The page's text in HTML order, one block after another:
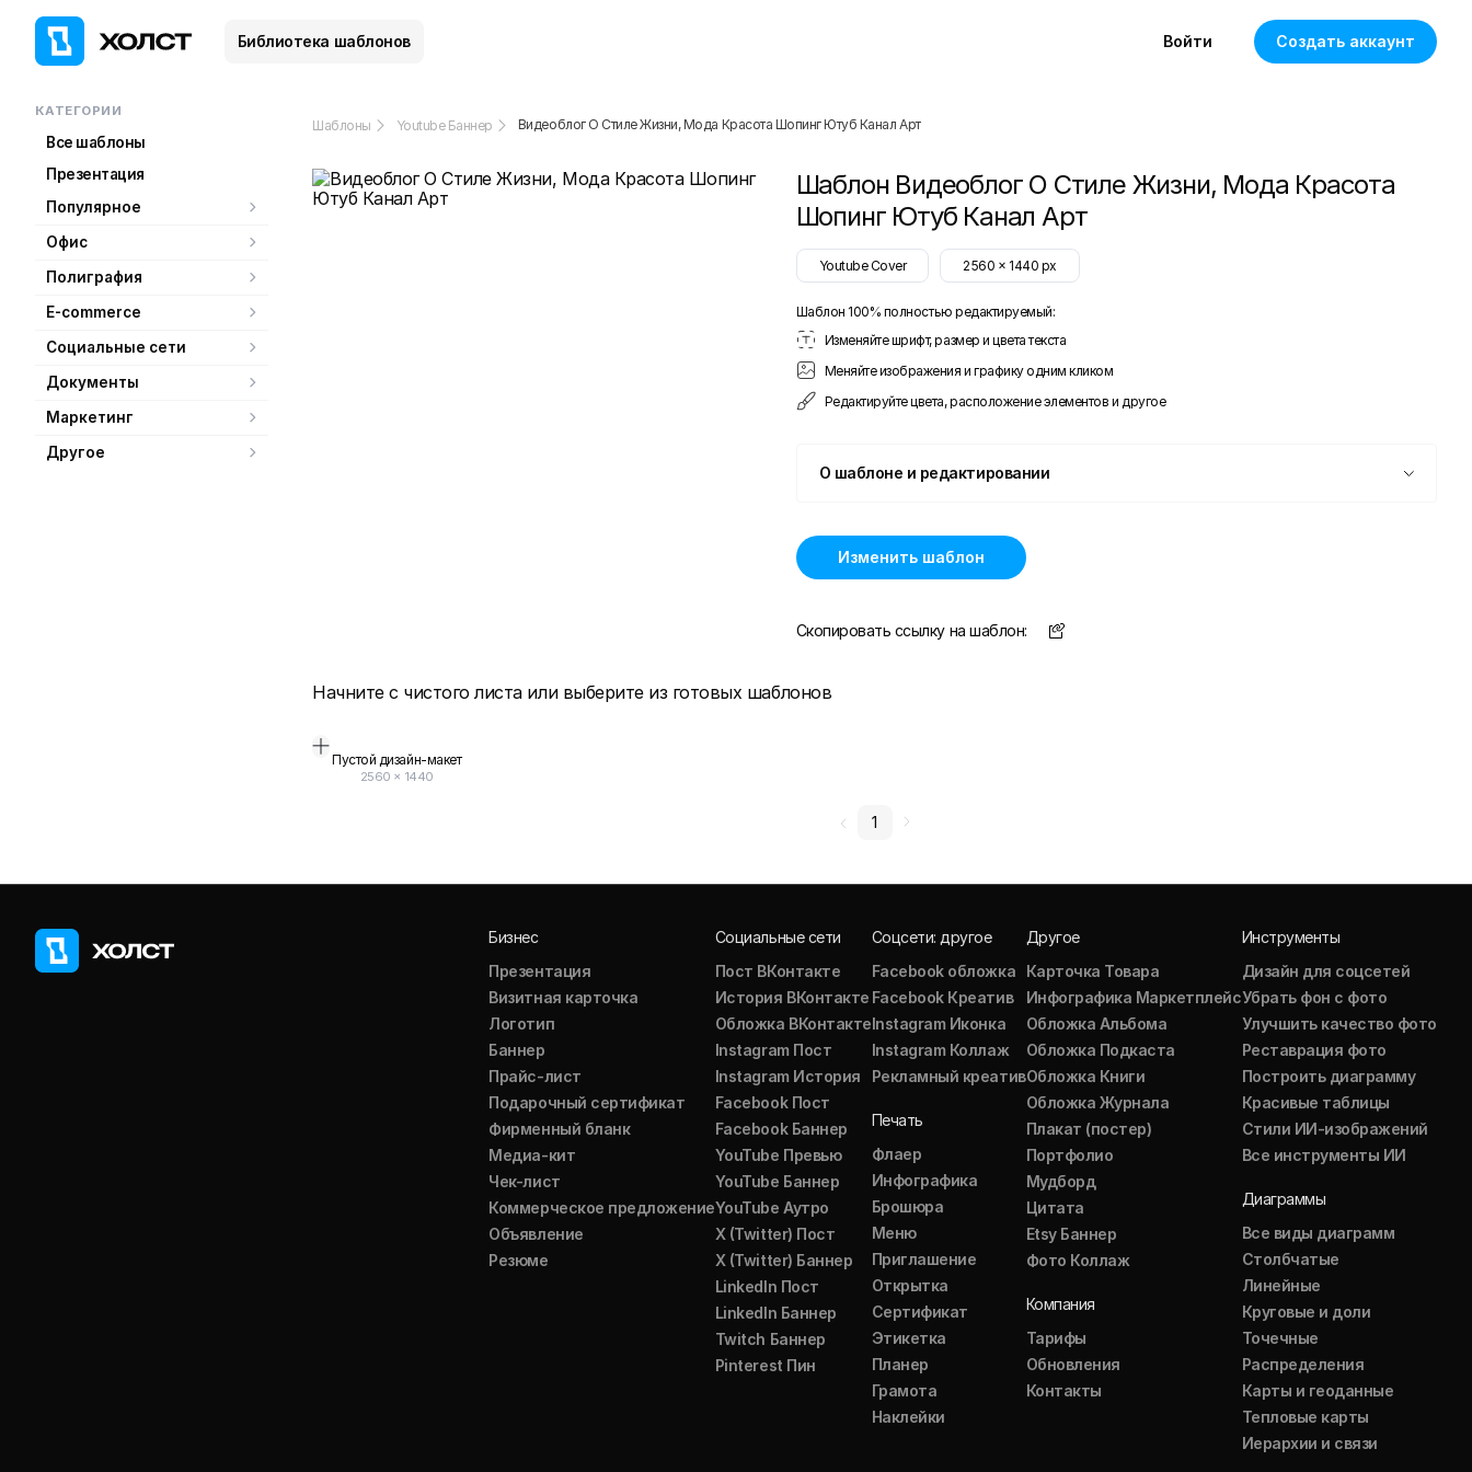
Библиотека шаблонов Войти Создать аккаунт
КАТЕГОРИИ
Все шаблоны
Презентация
Популярное
Офис
Полиграфия
E-commerce
Социальные сети
Документы
Маркетинг
Другое
Шаблоны Youtube Баннер Видеоблог О Стиле Жизни, Мода Красота Шопинг Ютуб Канал Арт
Шаблон Видеоблог О Стиле Жизни, Мода Красота
Шопинг Ютуб Канал Арт
Youtube Cover 2560 x 1440 px
Шаблон 100% полностью редактируемый:
Изменяйте шрифт, размер и цвета текста
Меняйте изображения и графику одним кликом
Редактируйте цвета, расположение элементов и другое
О шаблоне и редактировании
Изменить шаблон
Скопировать ссылку на шаблон:
Начните с чистого листа или выберите из готовых шаблонов
Пустой дизайн-макет
2560 × 1440
1
Бизнес
Презентация
Визитная карточка
Логотип
Баннер
Прайс-лист
Подарочный сертификат
Фирменный бланк
Медиа-кит
Чек-лист
Коммерческое предложение
Объявление
Резюме
Социальные сети
Пост ВКонтакте
История ВКонтакте
Обложка ВКонтакте
Instagram Пост
Instagram История
Facebook Пост
Facebook Баннер
YouTube Превью
YouTube Баннер
YouTube Аутро
X (Twitter) Пост
X (Twitter) Баннер
LinkedIn Пост
LinkedIn Баннер
Twitch Баннер
Pinterest Пин
Соцсети: другое
Facebook обложка
Facebook Креатив
Instagram Иконка
Instagram Коллаж
Рекламный креатив
Печать
Флаер
Инфографика
Брошюра
Меню
Приглашение
Открытка
Сертификат
Этикетка
Планер
Грамота
Наклейки
Другое
Карточка Товара
Инфографика Маркетплейс
Обложка Альбома
Обложка Подкаста
Обложка Книги
Обложка Журнала
Плакат (постер)
Портфолио
Мудборд
Цитата
Etsy Баннер
Фото Коллаж
Компания
Тарифы
Обновления
Контакты
Инструменты
Дизайн для соцсетей
Убрать фон с фото
Улучшить качество фото
Реставрация фото
Построить диаграмму
Красивые таблицы
Стили ИИ-изображений
Все инструменты ИИ
Диаграммы
Все виды диаграмм
Столбчатые
Линейные
Круговые и доли
Точечные
Распределения
Карты и геоданные
Тепловые карты
Иерархии и связи